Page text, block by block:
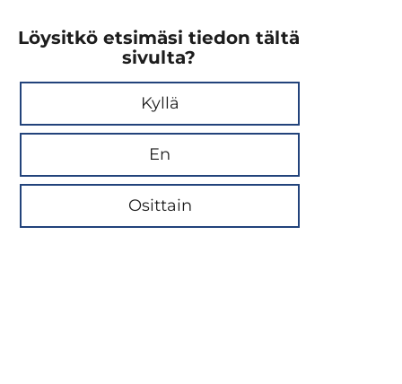
Löysitkö etsimäsi tiedon tältä
sivulta?
Kyllä
En
Osittain